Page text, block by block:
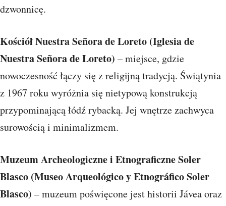
dzwonnicę.
Kościół Nuestra Señora de Loreto (Iglesia de
Nuestra Señora de Loreto) – miejsce, gdzie
nowoczesność łączy się z religijną tradycją. Świątynia
z 1967 roku wyróżnia się nietypową konstrukcją
przypominającą łódź rybacką. Jej wnętrze zachwyca
surowością i minimalizmem.
Muzeum Archeologiczne i Etnograficzne Soler
Blasco (Museo Arqueológico y Etnográfico Soler
Blasco) – muzeum poświęcone jest historii Jávea oraz